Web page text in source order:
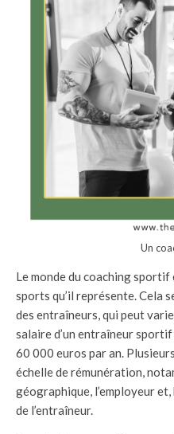
Un
Le monde du coaching
sports qu’il représente. Cela
des entraîneurs, qui peut
salaire d’un entraîneur
60 000 euros par an.
échelle de rémunération,
géographique, l’employeur
de l’entraîneur.